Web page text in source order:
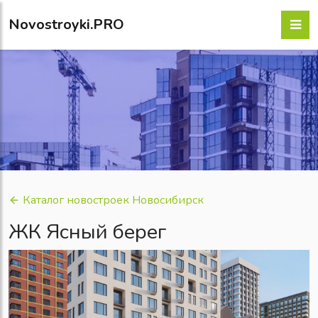
Novostroyki.PRO
Каталог новостроек Новосибирск
ЖК Ясный берег